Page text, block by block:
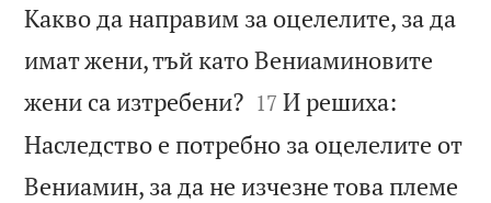
Какво да направим за оцелелите, за да
имат жени, тъй като Вениаминовите
жени са изтребени?
17 И решиха:
Наследство е потребно за оцелелите от
Вениамин, за да не изчезне това племе